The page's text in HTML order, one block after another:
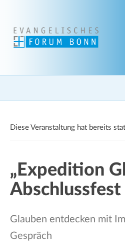
Diese Veranstaltung hat bereits
„Expedition
Abschlussfest
Glauben entdecken mit
Gespräch